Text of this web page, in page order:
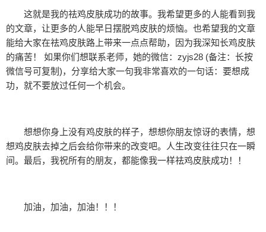
这就是我的祛鸡皮肤成功的故事。我希望更多的人能看到我
的文章，让更多的人能早日摆脱鸡皮肤的烦恼。也希望我的文章
能给大家在祛鸡皮肤路上带来一点点帮助，因为我深知长鸡皮肤
的痛苦！ 如果你们想联系老师，她的微信：zyjs28 (备注：长按
微信号可复制)，分享给大家一句我非常喜欢的一句话：要想成
功，就不要放过任何一个机会。
想想你身上没有鸡皮肤的样子，想想你朋友惊讶的表情，想
想鸡皮肤去掉之后会给你带来的改变吧。人生改变往往只在一瞬
间。最后，我祝所有的朋友，都能像我一样祛鸡皮肤成功！！
加油，加油，加油！！！